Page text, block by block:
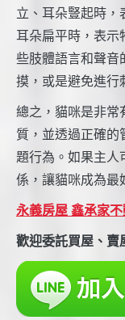
立、耳朵豎起時，
耳朵扁平時，表示
些肢體語言和聲音
摸，或是避免進行
總之，貓咪是非常
質，並透過正確的
題行為。如果主人
係，讓貓咪成為最
永義房屋 鑫承家
歡迎委託買屋、賣